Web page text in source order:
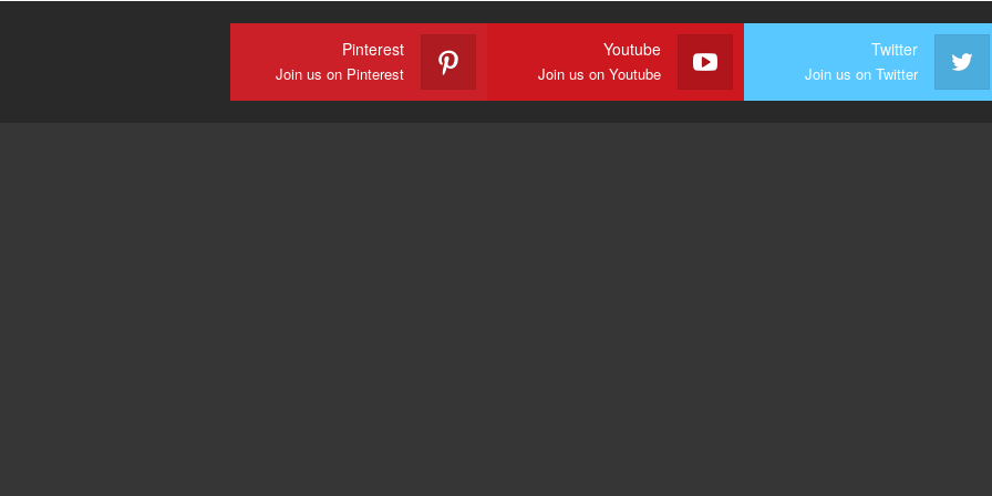
Twitter
Join us on Twitter
Youtube
Join us on Youtube
Pinterest
Join us on Pinterest